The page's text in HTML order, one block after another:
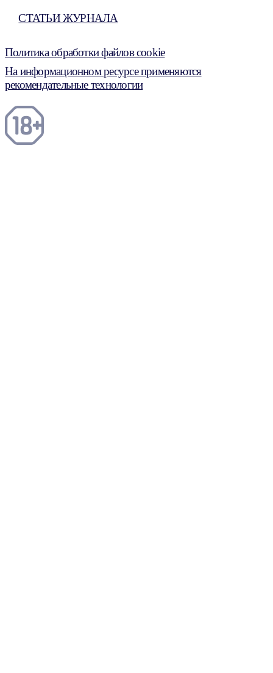
СТАТЬИ ЖУРНАЛА
Политика обработки файлов cookie
На информационном ресурсе применяются
рекомендательные технологии